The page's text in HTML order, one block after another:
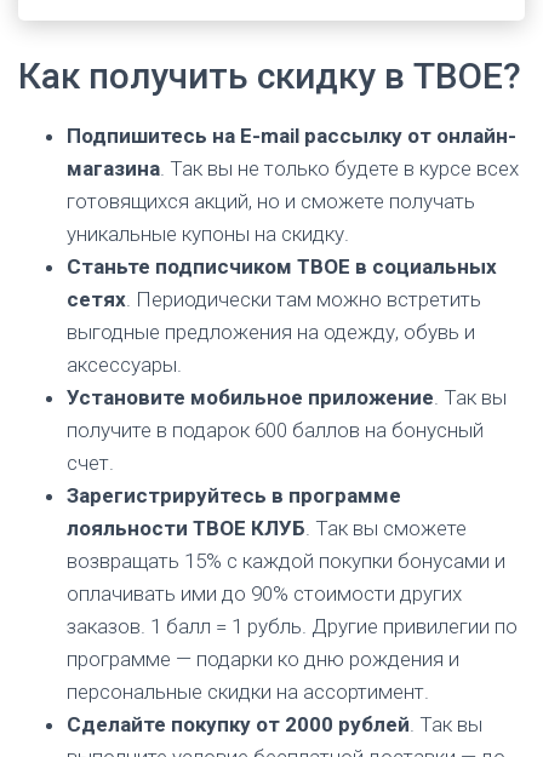
Как получить скидку в ТВОЕ?
Подпишитесь на E-mail рассылку от онлайн-
магазина. Так вы не только будете в курсе всех
готовящихся акций, но и сможете получать
уникальные купоны на скидку.
Станьте подписчиком ТВОЕ в социальных
сетях. Периодически там можно встретить
выгодные предложения на одежду, обувь и
аксессуары.
Установите мобильное приложение. Так вы
получите в подарок 600 баллов на бонусный
счет.
Зарегистрируйтесь в программе
лояльности ТВОЕ КЛУБ. Так вы сможете
возвращать 15% с каждой покупки бонусами и
оплачивать ими до 90% стоимости других
заказов. 1 балл = 1 рубль. Другие привилегии по
программе — подарки ко дню рождения и
персональные скидки на ассортимент.
Сделайте покупку от 2000 рублей. Так вы